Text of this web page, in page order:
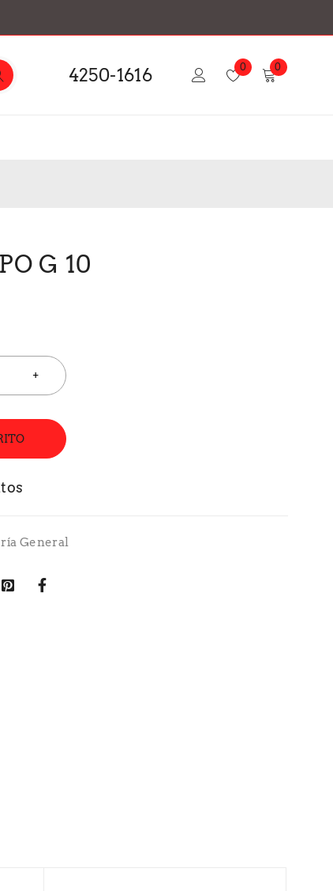
4250-1616 0 0
G 10
General